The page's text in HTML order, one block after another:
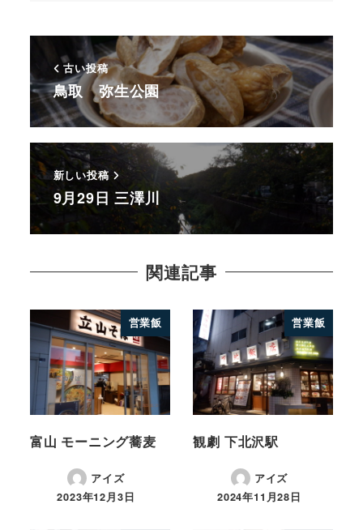
古い投稿
鳥取 弥生公園
新しい投稿
9月29日 三澤川
関連記事
営業飯
富山 モーニング蕎麦
アイズ
2023年12月3日
営業飯
観劇 下北沢駅
アイズ
2024年11月28日